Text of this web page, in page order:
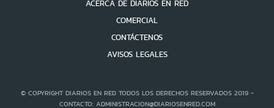
ACERCA DE DIARIOS EN RED
COMERCIAL
CONTÁCTENOS
AVISOS LEGALES
© COPYRIGHT DIARIOS EN RED TODOS LOS DERECHOS RESERVADOS 2019 -
CONTACTO: ADMINISTRACION@DIARIOSENRED.COM